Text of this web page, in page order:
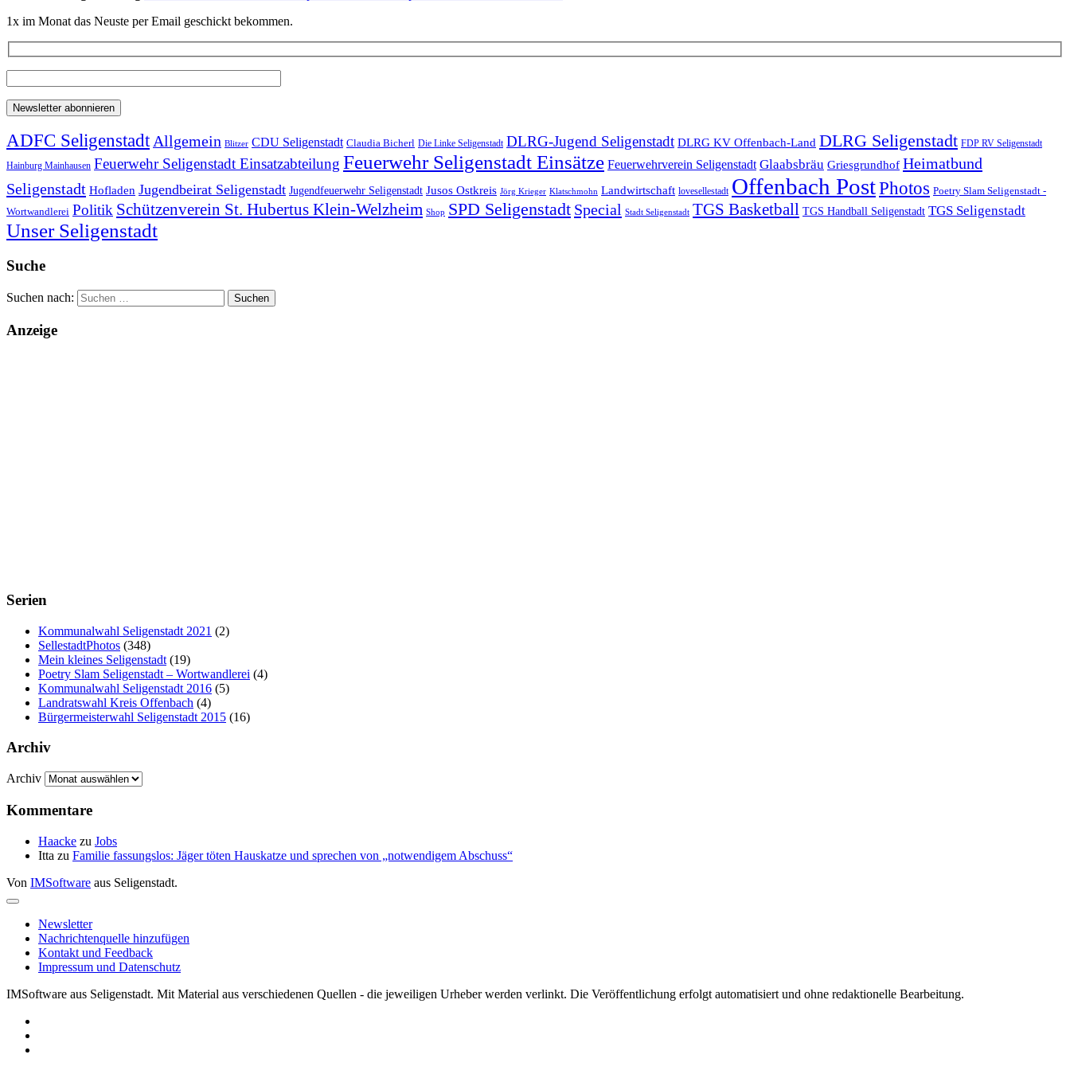
1x im Monat das Neuste per Email geschickt bekommen.
ADFC SeligenstadtAllgemein Blitzer CDU Seligenstadt Claudia Bicherl Die Linke Seligenstadt DLRG-Jugend Seligenstadt DLRG KV Offenbach-Land DLRG Seligenstadt FDP RV Seligenstadt
Hainburg Mainhausen Feuerwehr Seligenstadt Einsatzabteilung Feuerwehr Seligenstadt Einsätze Feuerwehrverein Seligenstadt Glaabsbräu Griesgrundhof Heimatbund
Seligenstadt Hofladen Jugendbeirat Seligenstadt Jugendfeuerwehr Seligenstadt Jusos Ostkreis Jörg Krieger Klatschmohn Landwirtschaft lovesellestadt Offenbach PostPhotos Poetry Slam Seligenstadt -
Wortwandlerei Politik Schützenverein St. Hubertus Klein-Welzheim Shop SPD Seligenstadt Special Stadt Seligenstadt TGS Basketball TGS Handball Seligenstadt TGS Seligenstadt
Unser Seligenstadt
Suche
Suchen nach:
Anzeige
Serien
Kommunalwahl Seligenstadt 2021 (2)
SellestadtPhotos (348)
Mein kleines Seligenstadt (19)
Poetry Slam Seligenstadt – Wortwandlerei (4)
Kommunalwahl Seligenstadt 2016 (5)
Landratswahl Kreis Offenbach (4)
Bürgermeisterwahl Seligenstadt 2015 (16)
Archiv
Archiv
Kommentare
Haacke zu Jobs
Itta zu Familie fassungslos: Jäger töten Hauskatze und sprechen von „notwendigem Abschuss“
Von IMSoftware aus Seligenstadt.
Newsletter
Nachrichtenquelle hinzufügen
Kontakt und Feedback
Impressum und Datenschutz
IMSoftware aus Seligenstadt. Mit Material aus verschiedenen Quellen - die jeweiligen Urheber werden verlinkt. Die Veröffentlichung erfolgt automatisiert und ohne redaktionelle Bearbeitung.